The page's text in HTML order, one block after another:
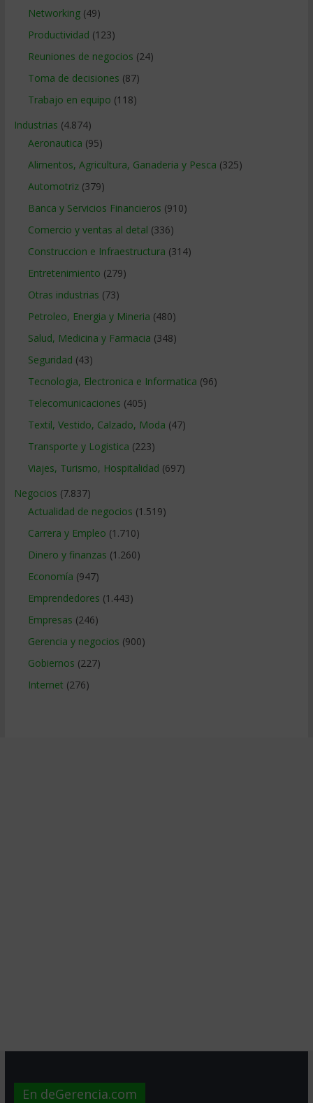
Networking(49)
Productividad (123)
Reuniones de negocios (24)
Toma de decisiones (87)
Trabajo en equipo (118)
Industrias (4.874)
Aeronautica (95)
Alimentos, Agricultura, Ganaderia y Pesca (325)
Automotriz(379)
Banca y Servicios Financieros (910)
Comercio y ventas al detal (336)
Construccion e Infraestructura (314)
Entretenimiento (279)
Otras industrias (73)
Petroleo, Energia y Mineria (480)
Salud, Medicina y Farmacia (348)
Seguridad (43)
Tecnologia, Electronica e Informatica (96)
Telecomunicaciones (405)
Textil, Vestido, Calzado, Moda (47)
Transporte y Logistica (223)
Viajes, Turismo, Hospitalidad (697)
Negocios (7.837)
Actualidad de negocios (1.519)
Carrera y Empleo (1.710)
Dinero y finanzas (1.260)
Economía (947)
Emprendedores (1.443)
Empresas (246)
Gerencia y negocios (900)
Gobiernos (227)
Internet (276)
En deGerencia.com